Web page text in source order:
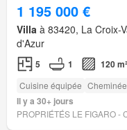
1 195 000 €
Villa à 83420, La Croix-
d'Azur
5 1 120 m²
Cuisine équipée Cheminée
Il y a 30+ jours
PROPRIÉTÉS LE FIGARO -